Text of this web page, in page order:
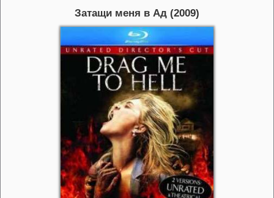
Затащи меня в Ад (2009)